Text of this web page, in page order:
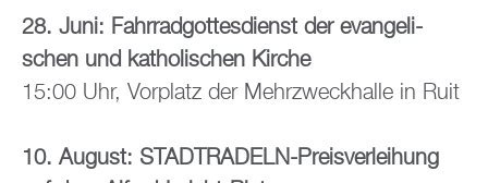
28. Juni: Fahr­rad­got­tes­dienst der evan­ge­li­
schen und ka­tho­li­schen Kir­che
15:00 Uhr, Vor­platz der Mehr­zweck­hal­le in Ruit
10. Au­gust: STADT­RA­DELN-Preis­ver­lei­hung